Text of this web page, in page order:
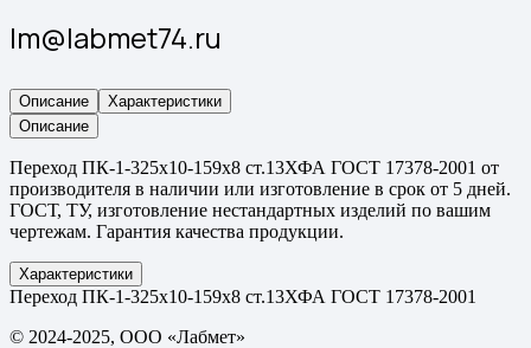
lm@labmet74.ru
Описание
Характеристики
Описание
Переход ПК-1-325х10-159х8 ст.13ХФА ГОСТ 17378-2001 от
производителя в наличии или изготовление в срок от 5 дней.
ГОСТ, ТУ, изготовление нестандартных изделий по вашим
чертежам. Гарантия качества продукции.
Характеристики
Переход ПК-1-325х10-159х8 ст.13ХФА ГОСТ 17378-2001
© 2024-2025, ООО «Лабмет»